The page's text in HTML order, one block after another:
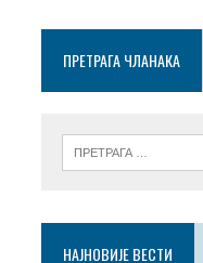
ПРЕТРАГА ЧЛАНАКА
НАЈНОВИЈЕ ВЕСТИ